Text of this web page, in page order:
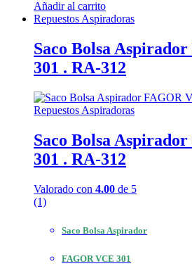
Añadir al carrito
Repuestos Aspiradoras
Saco Bolsa
301 . RA-312
Repuestos Aspiradoras
Saco Bolsa
301 . RA-312
Valorado con 4.00 de 5
(1)
Saco Bolsa Aspirador
FAGOR VCE 301